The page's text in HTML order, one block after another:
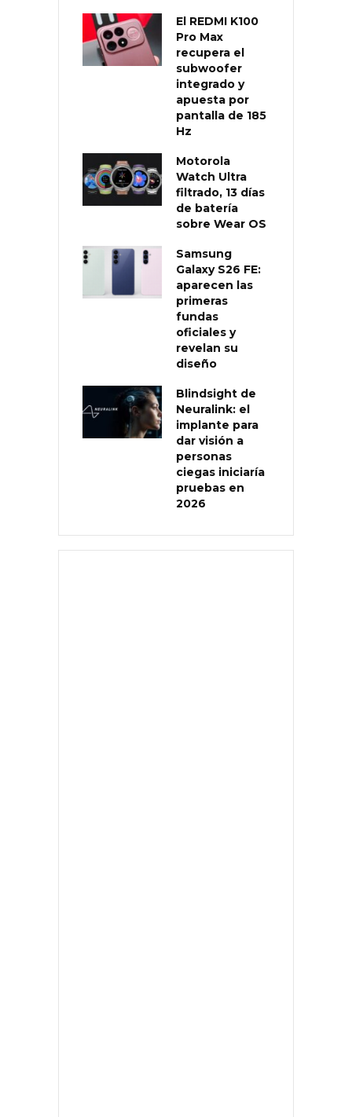
El REDMI K100
Pro Max
recupera el
subwoofer
integrado y
apuesta por
pantalla de 185
Hz
Motorola
Watch Ultra
filtrado, 13 días
de batería
sobre Wear OS
Samsung
Galaxy S26 FE:
aparecen las
primeras
fundas
oficiales y
revelan su
diseño
Blindsight de
Neuralink: el
implante para
dar visión a
personas
ciegas iniciaría
pruebas en
2026